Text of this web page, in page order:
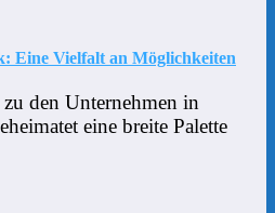
Eine Vielfalt an Möglichkeiten
den Unternehmen in
eine breite Palette